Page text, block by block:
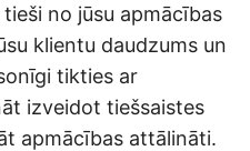
no jūsu apmācības
klientu daudzums un
tikties ar
izveidot tiešsaistes
apmācības attālināti.